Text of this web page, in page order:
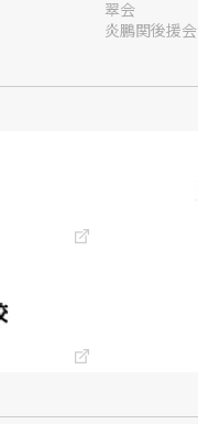
翠会
炎鵬関後援会